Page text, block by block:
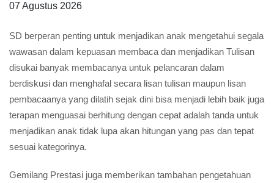
07 Agustus 2026
SD berperan penting untuk menjadikan anak mengetahui segala
wawasan dalam kepuasan membaca dan menjadikan Tulisan
disukai banyak membacanya untuk pelancaran dalam
berdiskusi dan menghafal secara lisan tulisan maupun lisan
pembacaanya yang dilatih sejak dini bisa menjadi lebih baik juga
terapan menguasai berhitung dengan cepat adalah tanda untuk
menjadikan anak tidak lupa akan hitungan yang pas dan tepat
sesuai kategorinya.
Gemilang Prestasi juga memberikan tambahan pengetahuan